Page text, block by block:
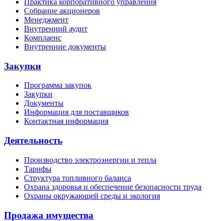
Практика корпоративного управления
Собрание акционеров
Менеджмент
Внутренний аудит
Комплаенс
Внутренние документы
Закупки
Программа закупок
Закупки
Документы
Информация для поставщиков
Контактная информация
Деятельность
Производство электроэнергии и тепла
Тарифы
Структура топливного баланса
Охрана здоровья и обеспечение безопасности труда
Охраны окружающей среды и экология
Продажа имущества